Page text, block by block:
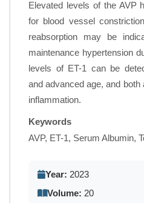
Elevated levels of the AVP
for blood vessel
reabsorption may be
maintenance hypertension
levels of ET-1 can be
and advanced age, and
inflammation.
Keywords
AVP, ET-1, Serum Albumin,
Year: 2023
Volume: 20